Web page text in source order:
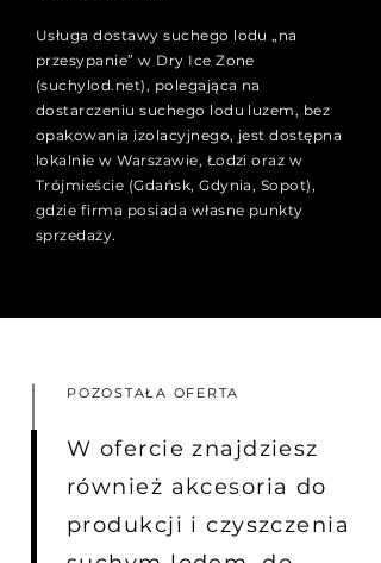
Usługa dostawy suchego lodu „na
przesypanie” w Dry Ice Zone
(suchylod.net), polegająca na
dostarczeniu suchego lodu luzem, bez
opakowania izolacyjnego, jest dostępna
lokalnie w Warszawie, Łodzi oraz w
Trójmieście (Gdańsk, Gdynia, Sopot),
gdzie firma posiada własne punkty
sprzedaży.
POZOSTAŁA OFERTA
W ofercie znajdziesz
również akcesoria do
produkcji i czyszczenia